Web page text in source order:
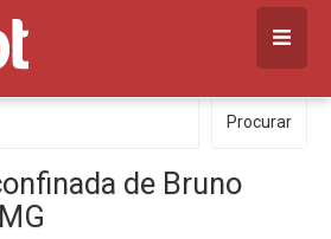
Procurar
de Bruno